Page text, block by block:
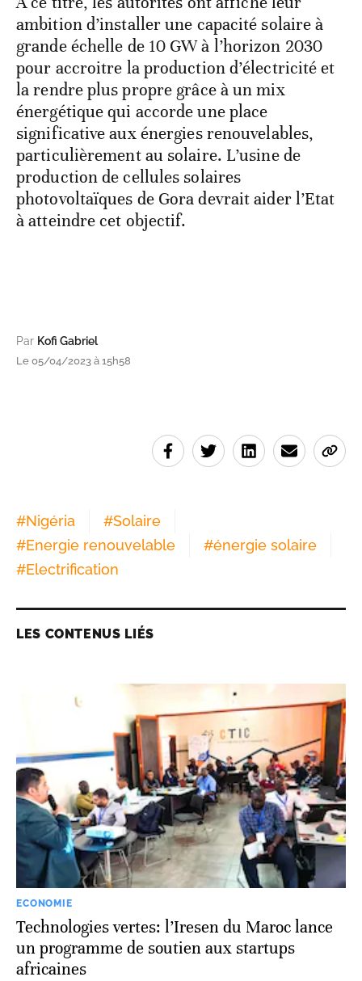
ambition d’installer une capacité solaire à
grande échelle de 10 GW à l’horizon 2030
pour accroitre la production d’électricité et
la rendre plus propre grâce à un mix
énergétique qui accorde une place
significative aux énergies renouvelables,
particulièrement au solaire. L’usine de
production de cellules solaires
photovoltaïques de Gora devrait aider l’Etat
à atteindre cet objectif.
Par Kofi Gabriel
Le 05/04/2023 à 15h58
#Nigéria #Solaire
#Energie renouvelable #énergie solaire
#Electrification
LES CONTENUS LIÉS
ECONOMIE
Technologies vertes: l’Iresen du Maroc lance
un programme de soutien aux startups
africaines